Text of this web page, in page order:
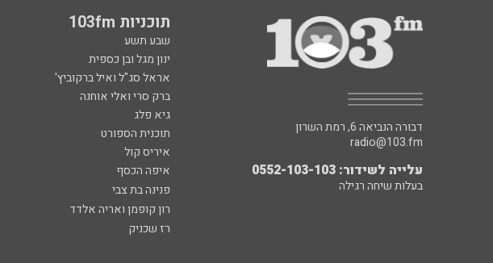
תוכניות 103fm
שבע תשע
ינון מגל ובן כספית
אראל סג"ל ואיל ברקוביץ'
ברק סרי ואלי אוחנה
גיא פלג
תוכנית הספורט
איריס קול
איפה הכסף
פנינה בת צבי
רון קופמן ואריה אלדד
רז שכניק
דבורה הנביאה 6, רמת השרון
radio@103.fm
עלייה לשידור: 0552-103-103
בעלות שיחה רגילה